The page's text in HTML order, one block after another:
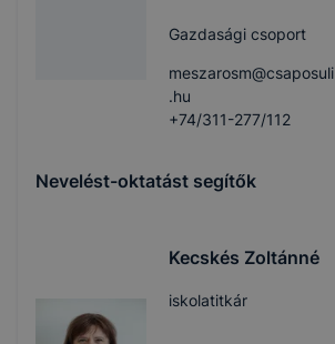
Gazdasági csoport
meszarosm@csaposuli
.hu
+74/311-277/112
Nevelést-oktatást segítők
Kecskés Zoltánné
iskolatitkár